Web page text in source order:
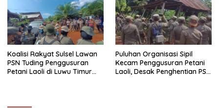
Koalisi Rakyat Sulsel Lawan
PSN Tuding Penggusuran
Petani Laoli di Luwu Timur
Puluhan Organisasi Sipil
Kecam Penggusuran Petani
Laoli, Desak Penghentian PSN